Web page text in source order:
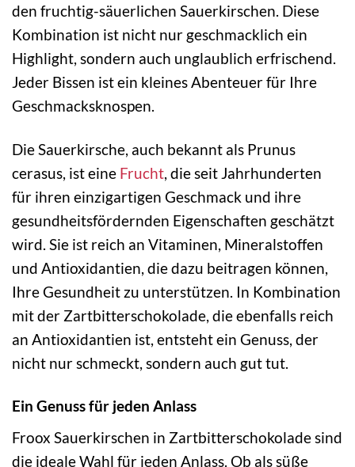
den fruchtig-säuerlichen Sauerkirschen. Diese
Kombination ist nicht nur geschmacklich ein
Highlight, sondern auch unglaublich erfrischend.
Jeder Bissen ist ein kleines Abenteuer für Ihre
Geschmacksknospen.
Die Sauerkirsche, auch bekannt als Prunus
cerasus, ist eine Frucht , die seit Jahrhunderten
für ihren einzigartigen Geschmack und ihre
gesundheitsfördernden Eigenschaften geschätzt
wird. Sie ist reich an Vitaminen, Mineralstoffen
und Antioxidantien, die dazu beitragen können,
Ihre Gesundheit zu unterstützen. In Kombination
mit der Zartbitterschokolade, die ebenfalls reich
an Antioxidantien ist, entsteht ein Genuss, der
nicht nur schmeckt, sondern auch gut tut.
Ein Genuss für jeden Anlass
Froox Sauerkirschen in Zartbitterschokolade sind
die ideale Wahl für jeden Anlass. Ob als süße